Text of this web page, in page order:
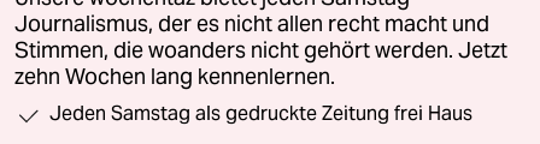
Journalismus, der es nicht allen recht macht und
Stimmen, die woanders nicht gehört werden. Jetzt
zehn Wochen lang kennenlernen.
Jeden Samstag als gedruckte Zeitung frei Haus